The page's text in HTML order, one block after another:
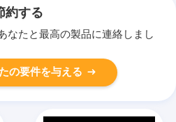
約する
なたと最高の製品に連絡しまし
の要件を与える